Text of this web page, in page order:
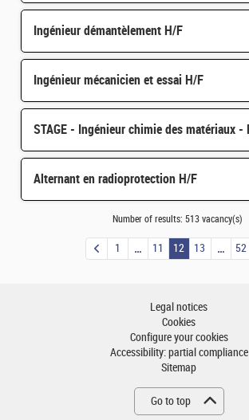
Ingénieur démantèlement H/F
Ingénieur mécanicien et essai H/F
Alternant en radioprotection H/F
Number of results: 513 vacancy(s)
1 11 12 13 52
Legal notices
Cookies
Configure your cookies
Accessibility: partial compliance
Sitemap
Go to top